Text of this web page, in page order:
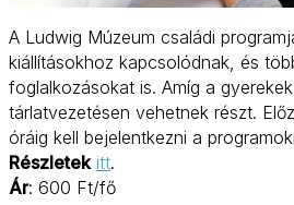
A Ludwig Múzeum családi
kiállításokhoz kapcsolódnak, és
foglalkozásokat is. Amíg a
tárlatvezetésen vehetnek részt.
óráig kell bejelentkezni a
Részletek itt.
Ár: 600 Ft/fő